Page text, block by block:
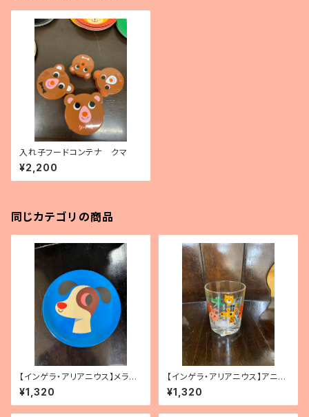
入れ子フードコンテナ クマ
¥2,200
同じカテゴリの商品
【インゲラ・アリアニウス】メラミ
ンプレート（イヌ・ブルー）
¥1,320
【インゲラ・アリアニウス】アニマ
ルグラス
¥1,320